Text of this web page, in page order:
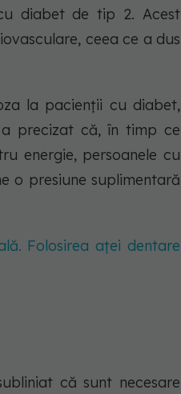
diabet de tip 2. Acest
ceea ce a dus
la pacienții cu diabet,
precizat că, în timp ce
energie, persoanele cu
o presiune suplimentară
Folosirea aței dentare
că sunt necesare